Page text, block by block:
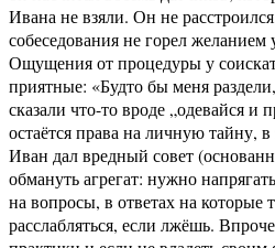
Ивана не взяли. Он не
собеседования не горел желанием
Ощущения от процедуры у
приятные: «Будто бы меня
сказали что-то вроде „одевайся и
остаётся права на личную тайну,
Иван дал вредный совет
обмануть агрегат: нужно
на вопросы, в ответах на которые
расслабляться, если лжёшь.